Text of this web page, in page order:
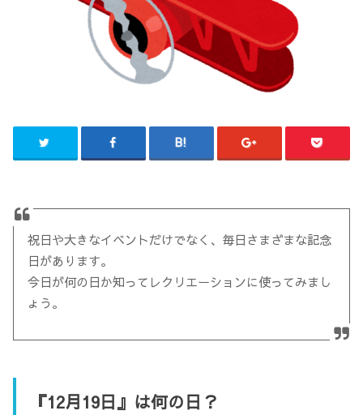
祝日や大きなイベントだけでなく、毎日さまざまな記念
日があります。
今日が何の日か知ってレクリエーションに使ってみまし
ょう。
『12月19日』は何の日？